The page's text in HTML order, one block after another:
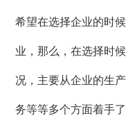
希望在选择企业的时
业，那么，在选择时
况，主要从企业的生
务等等多个方面着手了